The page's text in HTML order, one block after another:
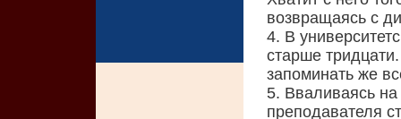
возвращаясь с
4. В
старше
запоминать же
5. Вваливаясь
преподавателя